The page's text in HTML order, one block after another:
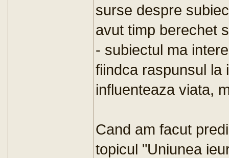
surse despre
avut timp berechet
- subiectul ma
fiindca raspunsul la
influenteaza viata,
Cand am facut
topicul "Uniunea